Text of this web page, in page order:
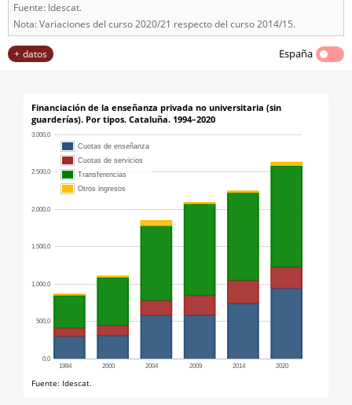
Fuente: Idescat.
Nota: Variaciones del curso 2020/21 respecto del curso 2014/15.
datos España